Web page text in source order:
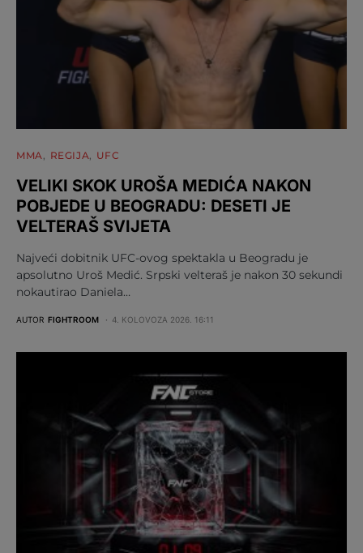
MMA REGIJA UFC
VELIKI SKOK UROŠA MEDIĆA NAKON
POBJEDE U BEOGRADU: DESETI JE
VELTERAŠ SVIJETA
Najveći dobitnik UFC-ovog spektakla u Beogradu je
apsolutno Uroš Medić. Srpski velteraš je nakon 30 sekundi
nokautirao Daniela…
AUTOR FIGHTROOM 4. KOLOVOZA 2026. 16:11